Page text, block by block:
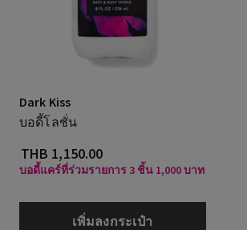
Dark Kiss
บอดี้โลชั่น
THB 1,150.00
บอดี้แคร์ที่ร่วมรายการ 3 ชิ้น 1,000 บาท
เพิ่มลงกระเป๋า